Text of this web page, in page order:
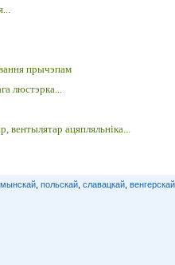
прычэпам
люстэрка...
вентылятар ацяпляльніка...
, польскай, славацкай, венгерскай